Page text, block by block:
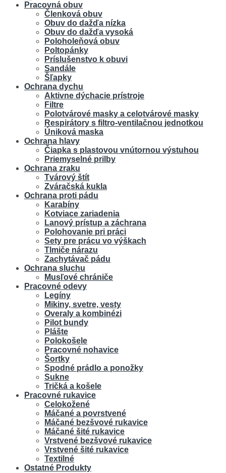
Pracovná obuv
Členková obuv
Obuv do dažďa nízka
Obuv do dažďa vysoká
Poloholeňová obuv
Poltopánky
Príslušenstvo k obuvi
Sandále
Šľapky
Ochrana dychu
Aktivne dýchacie prístroje
Filtre
Polotvárové masky a celotvárové masky
Respirátory s filtro-ventilačnou jednotkou
Úniková maska
Ochrana hlavy
Čiapka s plastovou vnútornou výstuhou
Priemyselné prilby
Ochrana zraku
Tvárový štít
Zváračská kukla
Ochrana proti pádu
Karabíny
Kotviace zariadenia
Lanový prístup a záchrana
Polohovanie pri práci
Sety pre prácu vo výškach
Tlmiče nárazu
Zachytávač pádu
Ochrana sluchu
Musľové chrániče
Pracovné odevy
Legíny
Mikiny, svetre, vesty
Overaly a kombinézi
Pilot bundy
Plášte
Polokošele
Pracovné nohavice
Šortky
Spodné prádlo a ponožky
Sukne
Tričká a košele
Pracovné rukavice
Celokožené
Máčané a povrstvené
Máčané bezšvové rukavice
Máčané šité rukavice
Vrstvené bezšvové rukavice
Vrstvené šité rukavice
Textilné
Ostatné Produkty